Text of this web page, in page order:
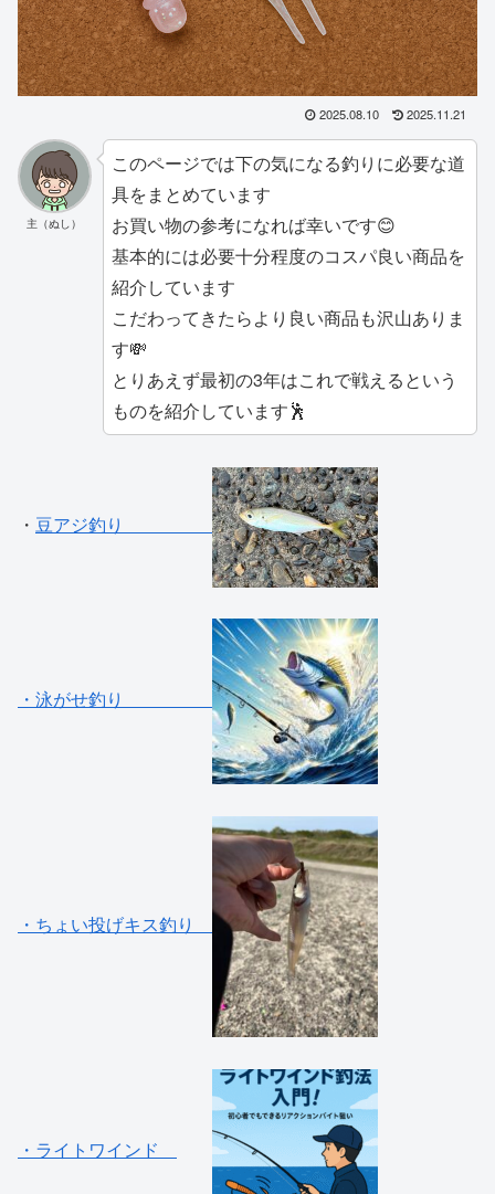
2025.08.10 2025.11.21
主（ぬし）
このページでは下の気になる釣りに必要な道
具をまとめています
お買い物の参考になれば幸いです😊
基本的には必要十分程度のコスパ良い商品を
紹介しています
こだわってきたらより良い商品も沢山ありま
す💸
とりあえず最初の3年はこれで戦えるという
ものを紹介しています🕺
・ 豆アジ釣り
・泳がせ釣り
・ちょい投げキス釣り
・ライトワインド